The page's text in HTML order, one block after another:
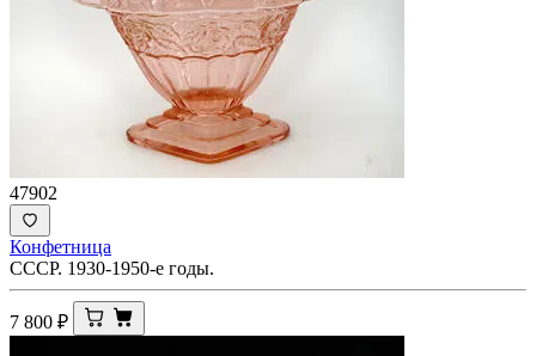
47902
Конфетница
СССР. 1930-1950-е годы.
7 800 ₽